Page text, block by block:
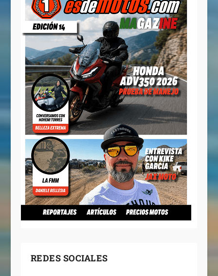
REDES SOCIALES